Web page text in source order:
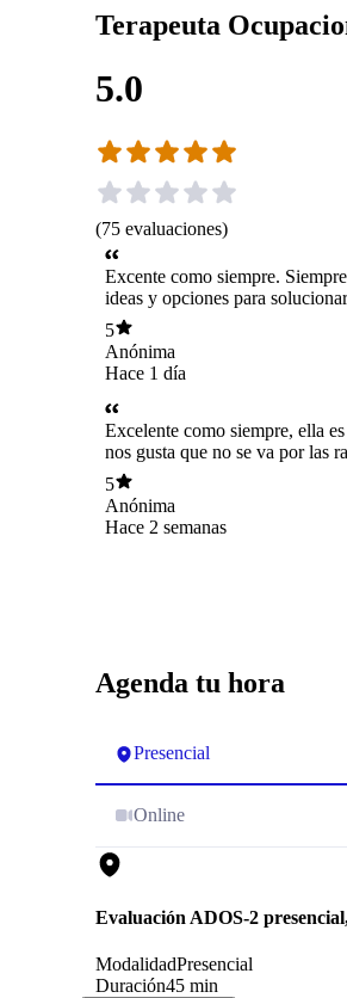
Terapeuta
5.0
(75 evaluaciones)
Excente como siempre. Siempre nos aportan
ideas y opciones para
problemas 🌟🌟🌟🌟🌟
5
Anónima
Hace 1 día
Excelente como siempre, ella
nos gusta que no se va por las
cosas como son, va directo al
opciones de soluciones, sin dejar
empática un 7.
5
Anónima
Hace 2 semanas
Agenda tu hora
Presencial
Online
Evaluación ADOS-2
ModalidadPresencial
Duración45 min